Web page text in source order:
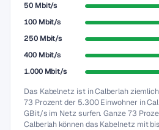
50 Mbit/s
100 Mbit/s
250 Mbit/s
400 Mbit/s
1.000 Mbit/s
Das Kabelnetz ist in Calberlah
73 Prozent der 5.300 Einwohner in
GBit/s im Netz surfen. Ganze 73
Calberlah können das Kabelnetz mit